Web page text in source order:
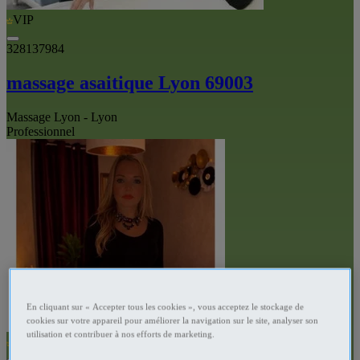
VIP
328137984
massage asaitique Lyon 69003
Massage Lyon - Lyon
Professionnel
VIP
En cliquant sur « Accepter tous les cookies », vous acceptez le stockage de
cookies sur votre appareil pour améliorer la navigation sur le site, analyser son
utilisation et contribuer à nos efforts de marketing.